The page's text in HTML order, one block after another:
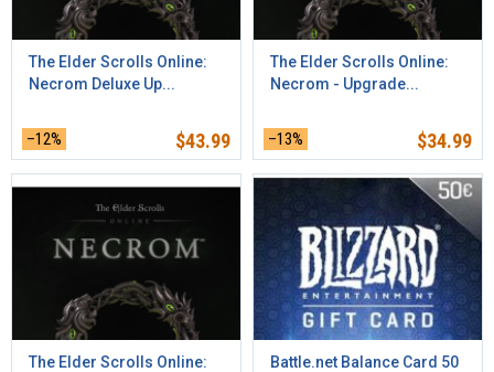
The Elder Scrolls Online:
Necrom Deluxe Up...
–12% $43.99
The Elder Scrolls Online:
Necrom - Upgrade...
–13% $34.99
The Elder Scrolls Online:
Battle.net Balance Card 50